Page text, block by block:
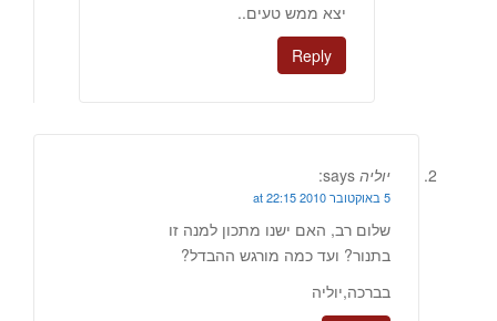
יצא ממש טעים..
Reply
יוליה says:
5 באוקטובר 2010 at 22:15
שלום רב, האם ישנו מתכון למנה זו
בתנור? ועד כמה מורגש ההבדל?
בברכה,יוליה